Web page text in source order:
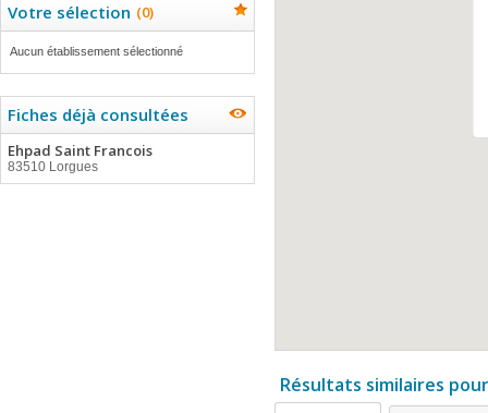
Votre sélection (0)
Aucun établissement sélectionné
Fiches déjà consultées
Ehpad Saint Francois
83510 Lorgues
Résultats similaires